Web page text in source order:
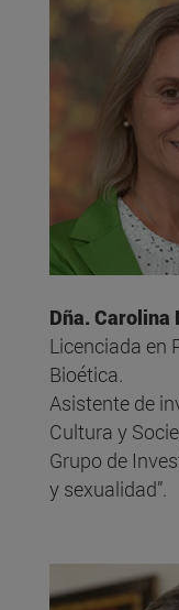
Dña. Carolina
Licenciada en
Bioética.
Asistente de
Cultura y
Grupo de
y sexualidad”.